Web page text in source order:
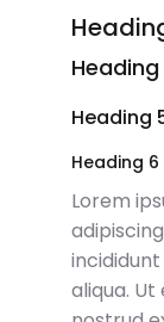
Heading
Heading 6
Lorem
aliqua. Ut